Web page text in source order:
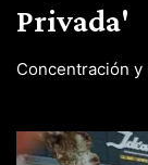
Privada'
Concentración